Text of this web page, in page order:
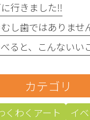
行きました‼︎
カテゴリ
くわくアート
イ